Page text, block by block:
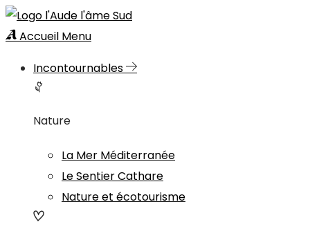
Accueil Menu
Incontournables
Nature
La Mer Méditerranée
Le Sentier Cathare
Nature et écotourisme